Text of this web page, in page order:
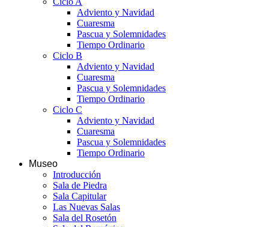
Adviento y Navidad
Cuaresma
Pascua y Solemnidades
Tiempo Ordinario
Ciclo B
Adviento y Navidad
Cuaresma
Pascua y Solemnidades
Tiempo Ordinario
Ciclo C
Adviento y Navidad
Cuaresma
Pascua y Solemnidades
Tiempo Ordinario
Museo
Introducción
Sala de Piedra
Sala Capitular
Las Nuevas Salas
Sala del Rosetón